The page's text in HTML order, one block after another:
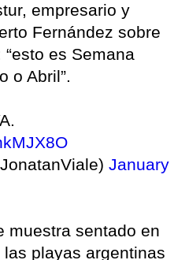
empresario y
Fernández sobre
es Semana
o Abril”.
January
muestra sentado en
playas argentinas